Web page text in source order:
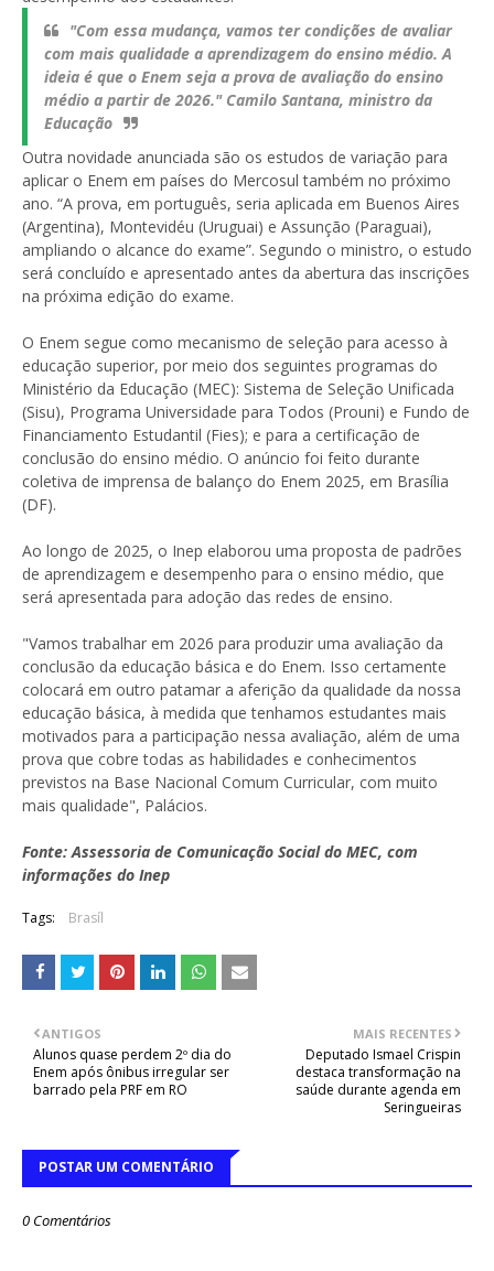
"Com essa mudança, vamos ter condições de avaliar
com mais qualidade a aprendizagem do ensino médio. A
ideia é que o Enem seja a prova de avaliação do ensino
médio a partir de 2026." Camilo Santana, ministro da
Educação
Outra novidade anunciada são os estudos de variação para
aplicar o Enem em países do Mercosul também no próximo
ano. “A prova, em português, seria aplicada em Buenos Aires
(Argentina), Montevidéu (Uruguai) e Assunção (Paraguai),
ampliando o alcance do exame”. Segundo o ministro, o estudo
será concluído e apresentado antes da abertura das inscrições
na próxima edição do exame.
O Enem segue como mecanismo de seleção para acesso à
educação superior, por meio dos seguintes programas do
Ministério da Educação (MEC): Sistema de Seleção Unificada
(Sisu), Programa Universidade para Todos (Prouni) e Fundo de
Financiamento Estudantil (Fies); e para a certificação de
conclusão do ensino médio. O anúncio foi feito durante
coletiva de imprensa de balanço do Enem 2025, em Brasília
(DF).
Ao longo de 2025, o Inep elaborou uma proposta de padrões
de aprendizagem e desempenho para o ensino médio, que
será apresentada para adoção das redes de ensino.
"Vamos trabalhar em 2026 para produzir uma avaliação da
conclusão da educação básica e do Enem. Isso certamente
colocará em outro patamar a aferição da qualidade da nossa
educação básica, à medida que tenhamos estudantes mais
motivados para a participação nessa avaliação, além de uma
prova que cobre todas as habilidades e conhecimentos
previstos na Base Nacional Comum Curricular, com muito
mais qualidade", Palácios.
Fonte: Assessoria de Comunicação Social do MEC, com
informações do Inep
Tags: Brasíl
MAIS RECENTES
Deputado Ismael Crispin
destaca transformação na
saúde durante agenda em
Seringueiras
ANTIGOS
Alunos quase perdem 2º dia do
Enem após ônibus irregular ser
barrado pela PRF em RO
POSTAR UM COMENTÁRIO
0 Comentários